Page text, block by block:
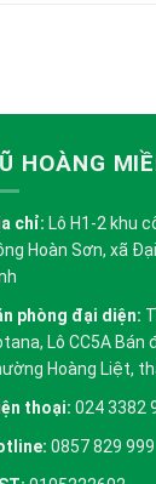
HOÀNG
chỉ: Lô H1-2 khu
Hoàn Sơn, xã
phòng đại diện:
Lô CC5A Bán
Hoàng Liệt,
thoại: 024 3382
0857 829 999